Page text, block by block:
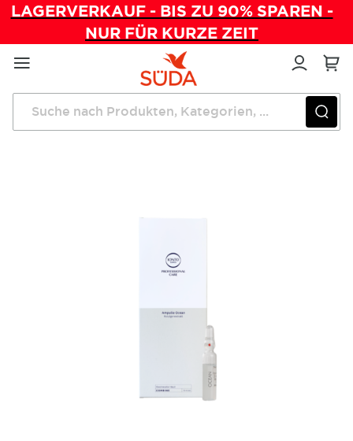
LAGERVERKAUF - BIS ZU 90% SPAREN -
NUR FÜR KURZE ZEIT
Direkt
zum
Inhalt
Startseite IONTO-COMED Professional Care OCEAN-Ampulle